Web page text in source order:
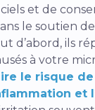
et de
le soutien
d’abord, ils
à votre
le risque
et